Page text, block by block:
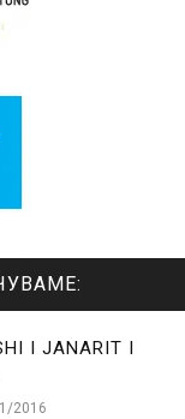
I JANARIT I
2016